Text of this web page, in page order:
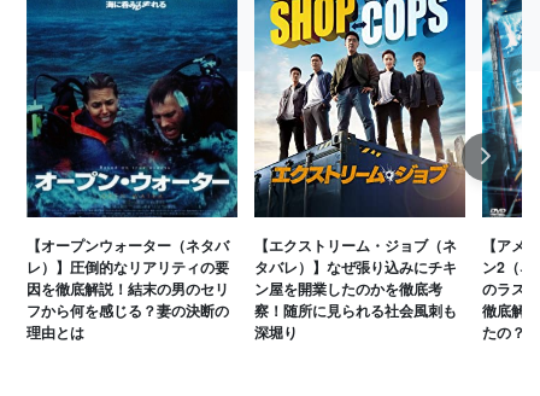
【オープンウォーター（ネタバ
レ）】圧倒的なリアリティの要
因を徹底解説！結末の男のセリ
フから何を感じる？妻の決断の
理由とは
【エクストリーム・ジョブ（ネ
タバレ）】なぜ張り込みにチキ
ン屋を開業したのかを徹底考
察！随所に見られる社会風刺も
深堀り
【アメ
ン2（ネ
のラス
徹底解
たの？
Next